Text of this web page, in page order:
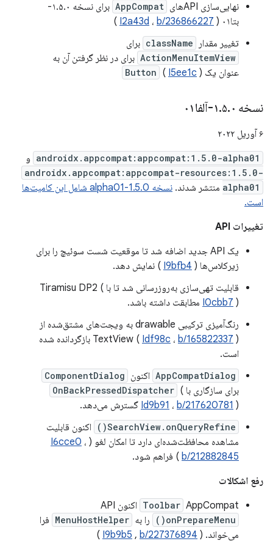
نهایی‌سازی APIهای
AppCompat
برای نسخه ۱.۵.۰-
بتا۰۱ (
I2a43d ، b/236866227
)
تغییر مقدار
className برای
ActionMenuItemView برای در نظر گرفتن آن به
عنوان یک
Button ( I5ee1c )
نسخه ۱ .۵.۰-آلفا۰۱
۶ آوریل ۲۰۲۲
androidx.appcompat:appcompat:1.5.0-alpha01 و
androidx.appcompat:appcompat-resources:1.5.0-
alpha01 منتشر شدند.
نسخه 1.5.0-alpha01 شامل این کامیت‌ها
است.
تغییرات API
یک API جدید اضافه شد تا موقعیت شست سوئیچ را برای
زیرکلاس‌ها ( I9bfb4 ) نمایش دهد.
قابلیت تهی‌سازی به‌روزرسانی شد تا با Tiramisu DP2 (
I0cbb7 ) مطابقت داشته باشد.
رنگ‌آمیزی ترکیبی drawable به ویجت‌های مشتق‌شده از
TextView ( Idf98c ، b/165822337
) بازگردانده شده
است.
AppCompatDialog اکنون ComponentDialog
برای سازگاری با OnBackPressedDispatcher (
Id9b91 ، b/217620781 ) گسترش می‌دهد.
SearchView.onQueryRefine()
اکنون قابلیت
مشاهده محافظت‌شده‌ای دارد تا امکان لغو (
I6cce0 ،
b/212882845 ) فراهم شود.
رفع اشکالات
Toolbar AppCompat اکنون API
onPrepareMenu() را به MenuHostHelper فرا
می‌خواند. (
I9b9b5 , b/227376894
)